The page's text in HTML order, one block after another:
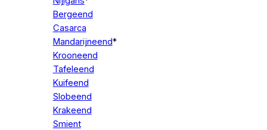
Bergeend
Casarca
Mandarijneend*
Krooneend
Tafeleend
Kuifeend
Slobeend
Krakeend
Smient